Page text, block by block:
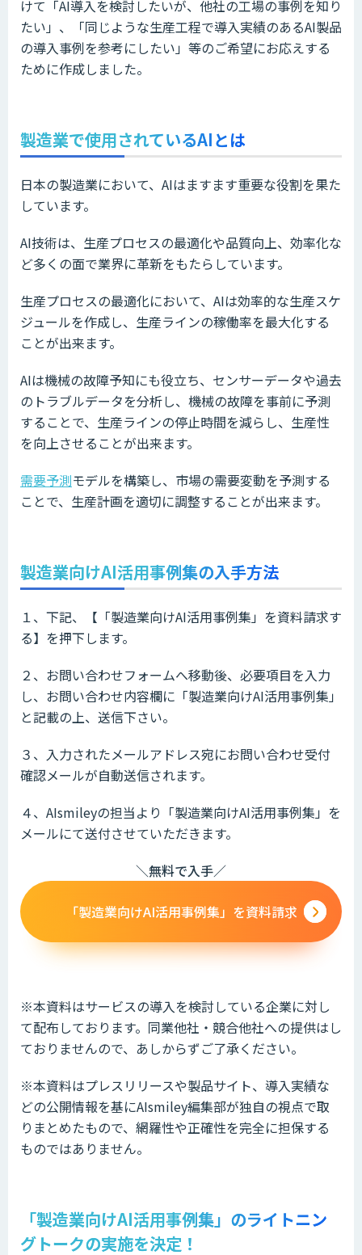
けて「AI導入を検討したいが、他社の工場の事例を知り
たい」、「同じような生産工程で導入実績のあるAI製品
の導入事例を参考にしたい」等のご希望にお応えする
ために作成しました。
製造業で使用されているAIとは
日本の製造業において、AIはますます重要な役割を果た
しています。
AI技術は、生産プロセスの最適化や品質向上、効率化な
ど多くの面で業界に革新をもたらしています。
生産プロセスの最適化において、AIは効率的な生産スケ
ジュールを作成し、生産ラインの稼働率を最大化する
ことが出来ます。
AIは機械の故障予知にも役立ち、センサーデータや過去
のトラブルデータを分析し、機械の故障を事前に予測
することで、生産ラインの停止時間を減らし、生産性
を向上させることが出来ます。
需要予測モデルを構築し、市場の需要変動を予測する
ことで、生産計画を適切に調整することが出来ます。
製造業向けAI活用事例集の入手方法
１、下記、【「製造業向けAI活用事例集」を資料請求す
る】を押下します。
２、お問い合わせフォームへ移動後、必要項目を入力
し、お問い合わせ内容欄に「製造業向けAI活用事例集」
と記載の上、送信下さい。
３、入力されたメールアドレス宛にお問い合わせ受付
確認メールが自動送信されます。
４、AIsmileyの担当より「製造業向けAI活用事例集」を
メールにて送付させていただきます。
＼無料で入手／
「製造業向けAI活用事例集」を資料請求
※本資料はサービスの導入を検討している企業に対し
て配布しております。同業他社・競合他社への提供はし
ておりませんので、あしからずご了承ください。
※本資料はプレスリリースや製品サイト、導入実績な
どの公開情報を基にAIsmiley編集部が独自の視点で取
りまとめたもので、網羅性や正確性を完全に担保する
ものではありません。
「製造業向けAI活用事例集」のライトニン
グトークの実施を決定！